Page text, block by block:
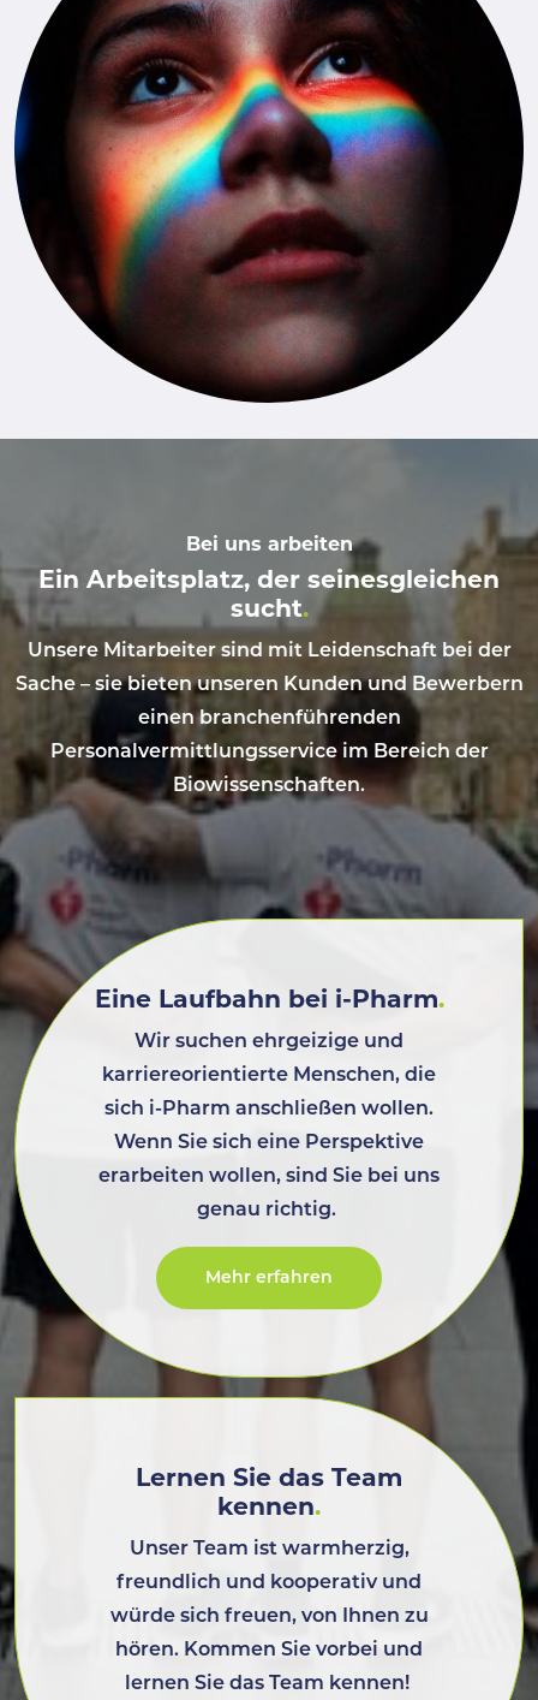
Bei uns arbeiten
Ein Arbeitsplatz, der seinesgleichen
sucht.
Unsere Mitarbeiter sind mit Leidenschaft bei der
Sache – sie bieten unseren Kunden und Bewerbern
einen branchenführenden
Personalvermittlungsservice im Bereich der
Biowissenschaften.
Eine Laufbahn bei i-Pharm.
Wir suchen ehrgeizige und
karriereorientierte Menschen, die
sich i-Pharm anschließen wollen.
Wenn Sie sich eine Perspektive
erarbeiten wollen, sind Sie bei uns
genau richtig.
Mehr erfahren
Lernen Sie das Team
kennen.
Unser Team ist warmherzig,
freundlich und kooperativ und
würde sich freuen, von Ihnen zu
hören. Kommen Sie vorbei und
lernen Sie das Team kennen!